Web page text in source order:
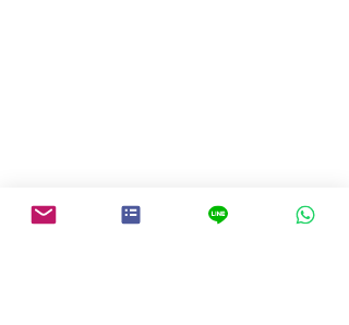
物件検索にもどる